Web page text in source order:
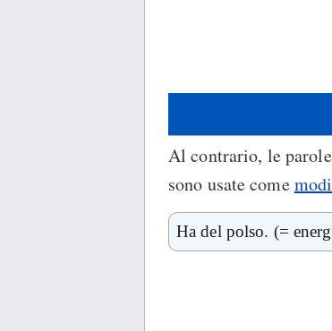
Al contrario, le
sono usate come
Ha del polso. (=